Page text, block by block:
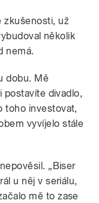
zkušenosti, už
několik
nemá.
dobu. Mě
postavíte divadlo,
toho investovat,
vyvíjelo stále
„Biser
u něj v seriálu,
mě to zase